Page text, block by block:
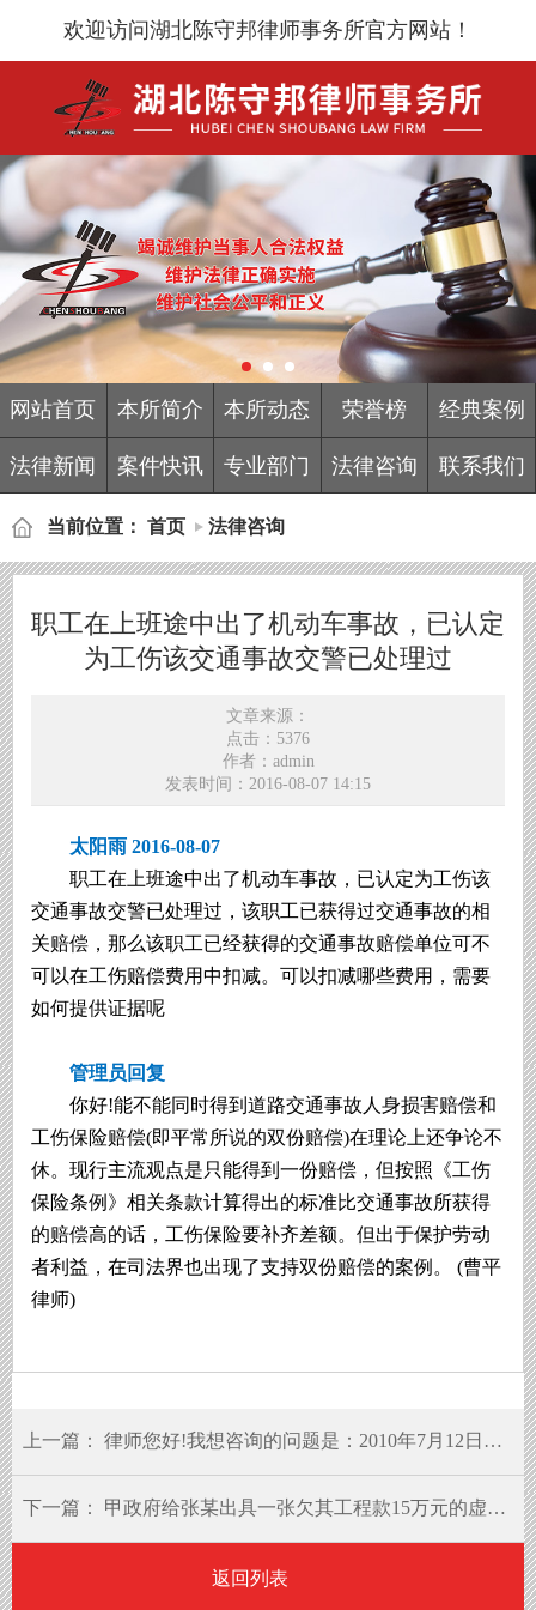
欢迎访问湖北陈守邦律师事务所官方网站！
网站首页 本所简介 本所动态 荣誉榜 经典案例
法律新闻 案件快讯 专业部门 法律咨询 联系我们
当前位置：首页 法律咨询
职工在上班途中出了机动车事故，已认定
为工伤该交通事故交警已处理过
文章来源：
点击：5376
作者：admin
发表时间：2016-08-07 14:15
太阳雨 2016-08-07
职工在上班途中出了机动车事故，已认定为工伤该
交通事故交警已处理过，该职工已获得过交通事故的相
关赔偿，那么该职工已经获得的交通事故赔偿单位可不
可以在工伤赔偿费用中扣减。可以扣减哪些费用，需要
如何提供证据呢
管理员回复
你好!能不能同时得到道路交通事故人身损害赔偿和
工伤保险赔偿(即平常所说的双份赔偿)在理论上还争论不
休。现行主流观点是只能得到一份赔偿，但按照《工伤
保险条例》相关条款计算得出的标准比交通事故所获得
的赔偿高的话，工伤保险要补齐差额。但出于保护劳动
者利益，在司法界也出现了支持双份赔偿的案例。 (曹平
律师)
上一篇： 律师您好!我想咨询的问题是：2010年7月12日，张某驾驶的两轮摩托车与李某対向行驶的两轮摩托车发生交通事故
下一篇： 甲政府给张某出具一张欠其工程款15万元的虚假欠据
返回列表